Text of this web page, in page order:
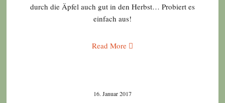
durch die Äpfel auch gut in den Herbst… Probiert es
einfach aus!
Read More
16. Januar 2017